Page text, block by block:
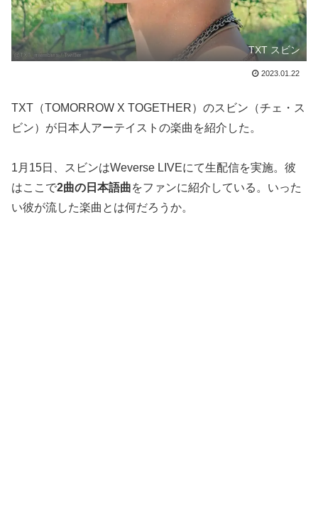
TXT スビン
2023.01.22
TXT（TOMORROW X TOGETHER）のスビン（チェ・ス
ビン）が日本人アーテイストの楽曲を紹介した。
1月15日、スビンはWeverse LIVEにて生配信を実施。彼
はここで2曲の日本語曲をファンに紹介している。いった
い彼が流した楽曲とは何だろうか。